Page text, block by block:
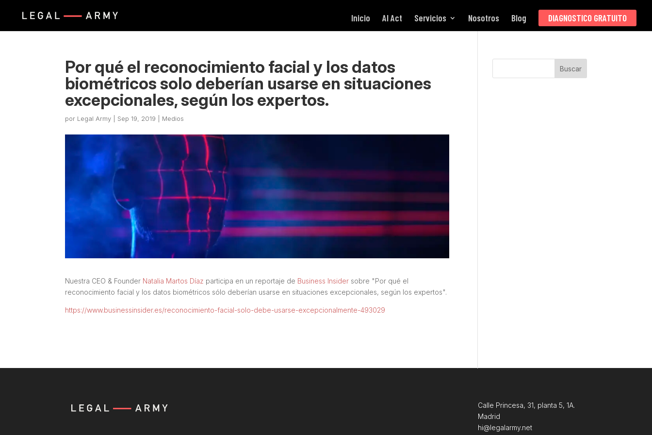
Inicio AI Act Servicios Nosotros Blog DIAGNOSTICO GRATUITO
Por qué el reconocimiento facial y los datos
biométricos solo deberían usarse en situaciones
excepcionales, según los expertos.
por Legal Army Sep 19, 2019 Medios
Nuestra CEO & Founder Natalia Martos Díaz participa en un reportaje de Business Insider sobre "Por qué el
reconocimiento facial y los datos biométricos sólo deberían usarse en situaciones excepcionales, según los expertos".
https://www.businessinsider.es/reconocimiento-facial-solo-debe-usarse-excepcionalmente-493029
Buscar
Calle Princesa, 31, planta 5, 1A.
Madrid
hi@legalarmy.net